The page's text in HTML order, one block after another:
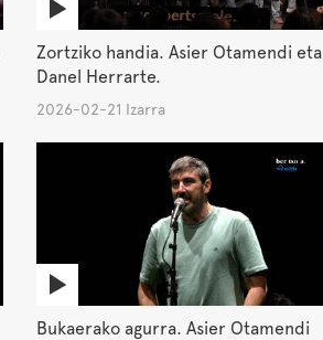
Zortziko handia. Asier Otamendi eta
Danel Herrarte.
2026-02-21 Izarra
Bukaerako agurra. Asier Otamendi